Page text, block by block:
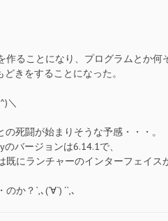
作ることになり、プログラムとか何
きをすることになった。
＼
の死闘が始まりそうな予感・・・。
バージョンは6.14.1で、
既にランチャーのインターフェイス
か？`,､(‘∀`) ‘`,､